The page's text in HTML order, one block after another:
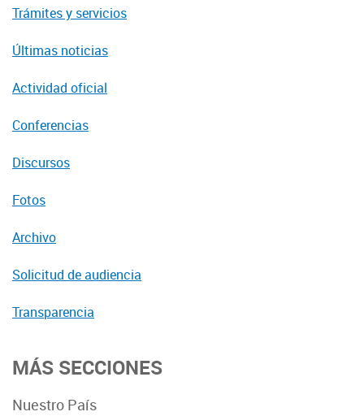
Trámites y servicios
Últimas noticias
Actividad oficial
Conferencias
Discursos
Fotos
Archivo
Solicitud de audiencia
Transparencia
MÁS SECCIONES
Nuestro País